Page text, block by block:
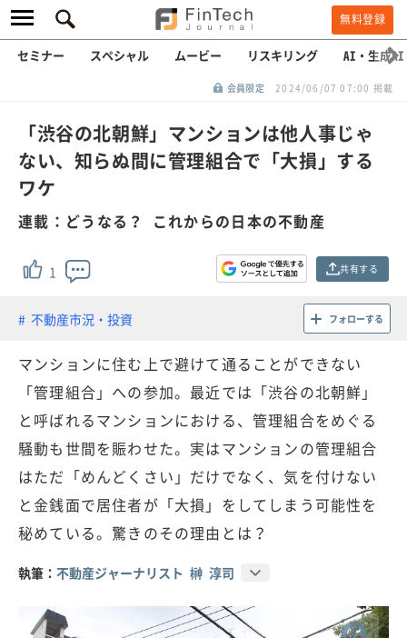
無料登録
セミナー スペシャル ムービー リスキリング AI・生成AI
会員限定 2024/06/07 07:00 掲載
「渋谷の北朝鮮」マンションは他人事じゃ
ない、知らぬ間に管理組合で「大損」する
ワケ
連載：どうなる？ これからの日本の不動産
1 共有する
不動産市況・投資 フォローする
マンションに住む上で避けて通ることができない
「管理組合」への参加。最近では「渋谷の北朝鮮」
と呼ばれるマンションにおける、管理組合をめぐる
騒動も世間を賑わせた。実はマンションの管理組合
はただ「めんどくさい」だけでなく、気を付けない
と金銭面で居住者が「大損」をしてしまう可能性を
秘めている。驚きのその理由とは？
執筆： 不動産ジャーナリスト 榊 淳司